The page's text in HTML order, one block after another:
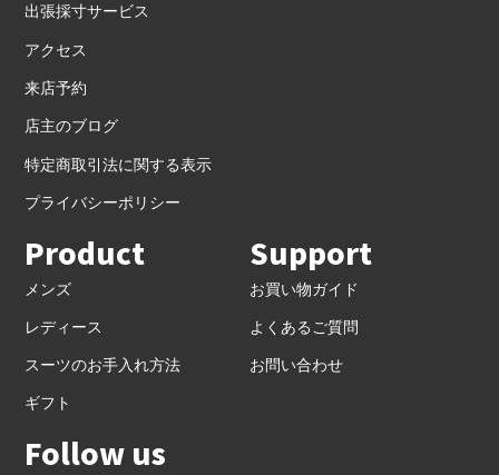
出張採寸サービス
アクセス
来店予約
店主のブログ
特定商取引法に関する表示
プライバシーポリシー
Product
メンズ
レディース
スーツのお手入れ方法
ギフト
Support
お買い物ガイド
よくあるご質問
お問い合わせ
Follow us